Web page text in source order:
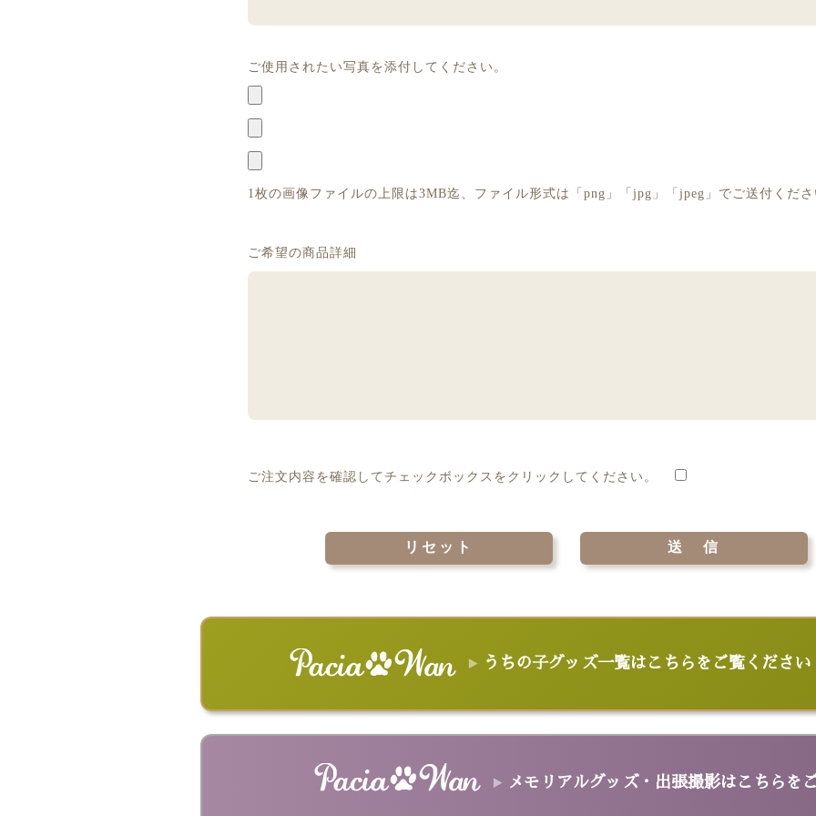
ご使用されたい写真を添付してください。
1枚の画像ファイルの上限は3MB迄、ファイル形式は「png」「jpg」「jpeg」でご送付くだ
ご希望の商品詳細
ご注文内容を確認してチェックボックスをクリックしてください。
うちの子グッズ一覧はこちらをご覧ください
メモリアルグッズ・出張撮影はこちらを